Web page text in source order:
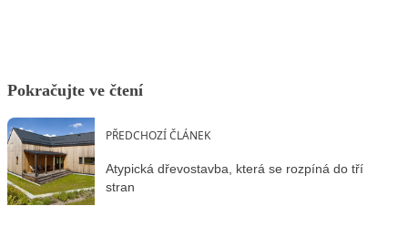
Pokračujte ve čtení
PŘEDCHOZÍ ČLÁNEK
Atypická dřevostavba, která se rozpíná do tří
stran